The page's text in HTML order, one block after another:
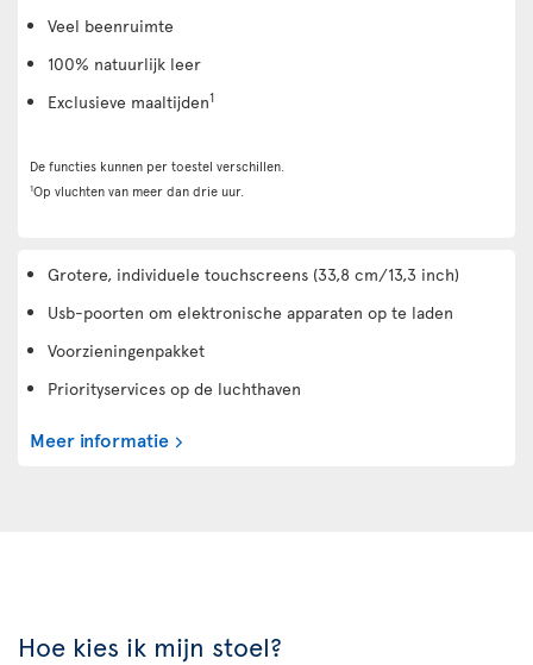
Veel beenruimte
100% natuurlijk leer
Exclusieve maaltijden1
De functies kunnen per toestel verschillen.
1Op vluchten van meer dan drie uur.
Grotere, individuele touchscreens (33,8 cm/13,3 inch)
Usb-poorten om elektronische apparaten op te laden
Voorzieningenpakket
Priorityservices op de luchthaven
Meer informatie
Hoe kies ik mijn stoel?